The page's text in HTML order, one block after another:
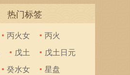
热门标签
丙火女
丙火
戊土
戊土日元
癸水女
星盘